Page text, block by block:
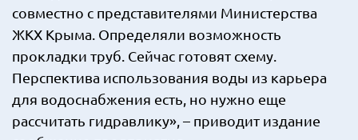
совместно с представителями Министерства
ЖКХ Крыма. Определяли возможность
прокладки труб. Сейчас готовят схему.
Перспектива использования воды из карьера
для водоснабжения есть, но нужно еще
рассчитать гидравлику», – приводит издание